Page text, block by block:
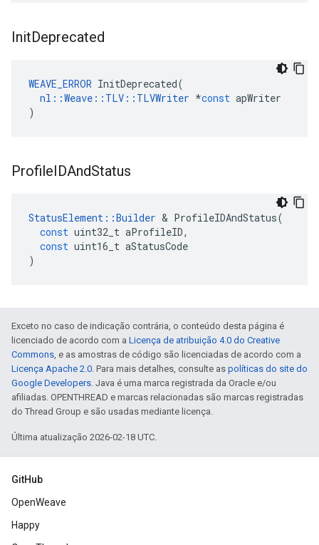
InitDeprecated
WEAVE_ERROR InitDeprecated(
nl ::Weave :: TLV :: TLVWriter *const apWriter
)
ProfileIDAndStatus
StatusElement ::Builder & ProfileIDAndStatus(
const uint32_t aProfileID,
const uint16_t aStatusCode
)
Exceto no caso de indicação contrária, o conteúdo desta página é
licenciado de acordo com a Licença de atribuição 4.0 do Creative
Commons, e as amostras de código são licenciadas de acordo com a
Licença Apache 2.0. Para mais detalhes, consulte as políticas do site do
Google Developers. Java é uma marca registrada da Oracle e/ou
afiliadas. OPENTHREAD e marcas relacionadas são marcas registradas
do Thread Group e são usadas mediante licença.
Última atualização 2026-02-18 UTC.
GitHub
OpenWeave
Happy